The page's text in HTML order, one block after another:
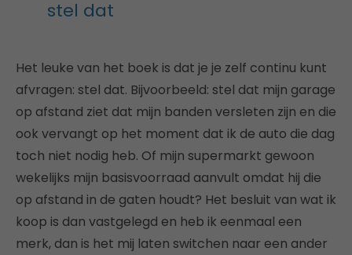
stel dat
Het leuke van het boek is dat je je zelf continu kunt
afvragen: stel dat. Bijvoorbeeld: stel dat mijn garage
op afstand ziet dat mijn banden versleten zijn en die
ook vervangt op het moment dat ik de auto die dag
toch niet nodig heb. Of mijn supermarkt gewoon
wekelijks mijn basisvoorraad aanvult omdat hij die
op afstand in de gaten houdt? Het besluit van wat ik
koop is dan vastgelegd en heb ik eenmaal een
merk, dan is het mij laten switchen naar een ander